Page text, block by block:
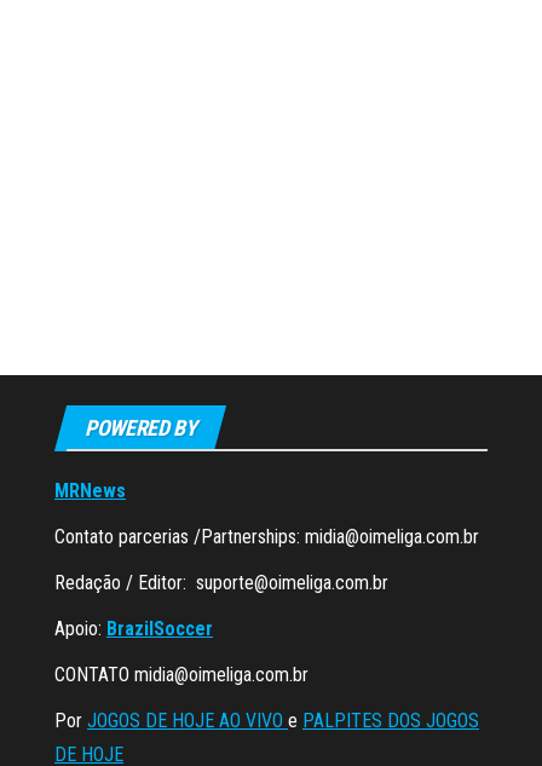
POWERED BY
MRNews
Contato parcerias /Partnerships: midia@oimeliga.com.br
Redação / Editor: suporte@oimeliga.com.br
Apoio: BrazilSoccer
CONTATO midia@oimeliga.com.br
Por JOGOS DE HOJE AO VIVO e PALPITES DOS JOGOS
DE HOJE